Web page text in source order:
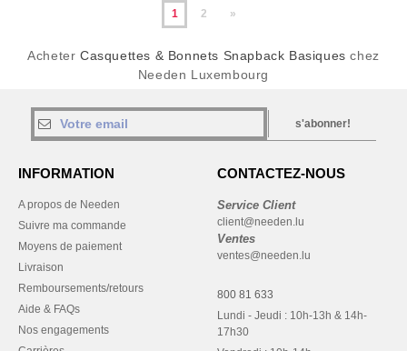
1 2 »
Acheter Casquettes & Bonnets Snapback Basiques chez
Needen Luxembourg
s'abonner!
INFORMATION
A propos de Needen
Suivre ma commande
Moyens de paiement
Livraison
Remboursements/retours
Aide & FAQs
Nos engagements
CONTACTEZ-NOUS
Service Client
client@needen.lu
Ventes
ventes@needen.lu
800 81 633
Lundi - Jeudi : 10h-13h & 14h-
17h30